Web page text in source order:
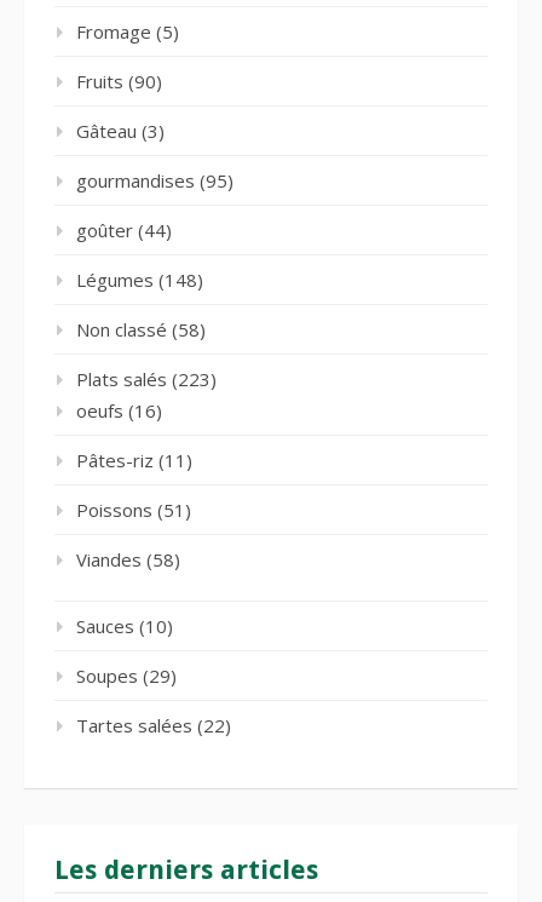
Fromage (5)
Fruits (90)
Gâteau (3)
gourmandises (95)
goûter (44)
Légumes (148)
Non classé (58)
Plats salés (223)
oeufs (16)
Pâtes-riz (11)
Poissons (51)
Viandes (58)
Sauces (10)
Soupes (29)
Tartes salées (22)
Les derniers articles